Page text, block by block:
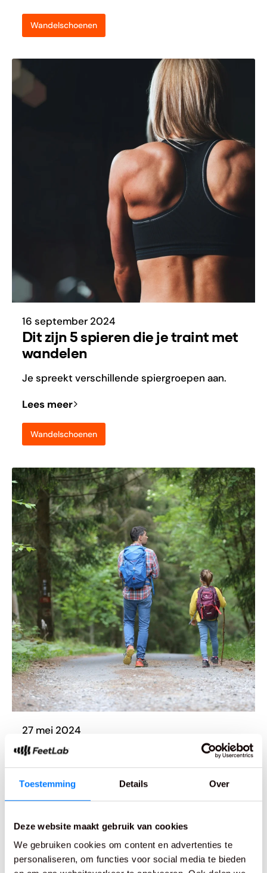
Toestemming Details Over
Deze website maakt gebruik van cookies
We gebruiken cookies om content en advertenties te
personaliseren, om functies voor social media te bieden
Wandelschoenen
16 september 2024
Dit zijn 5 spieren die je traint met
wandelen
Je spreekt verschillende spiergroepen aan.
Lees meer
Wandelschoenen
27 mei 2024
Hoeveel km loop je per uur? Dit is
de gemiddelde wandelsnelheid
De gemiddelde wandelsnelheid van een
volwassene is 4-6 km per uur.
Lees meer
Wandelschoenen